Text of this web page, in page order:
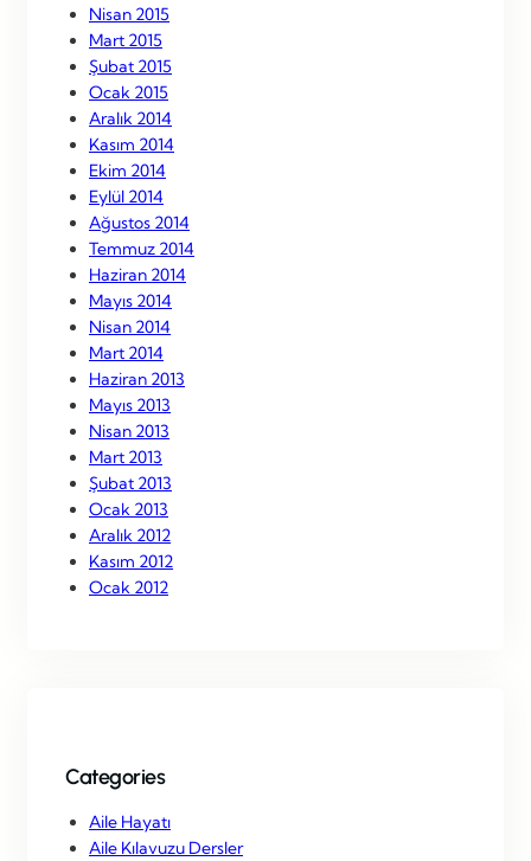
Nisan 2015
Mart 2015
Şubat 2015
Ocak 2015
Aralık 2014
Kasım 2014
Ekim 2014
Eylül 2014
Ağustos 2014
Temmuz 2014
Haziran 2014
Mayıs 2014
Nisan 2014
Mart 2014
Haziran 2013
Mayıs 2013
Nisan 2013
Mart 2013
Şubat 2013
Ocak 2013
Aralık 2012
Kasım 2012
Ocak 2012
Categories
Aile Hayatı
Aile Kılavuzu Dersler